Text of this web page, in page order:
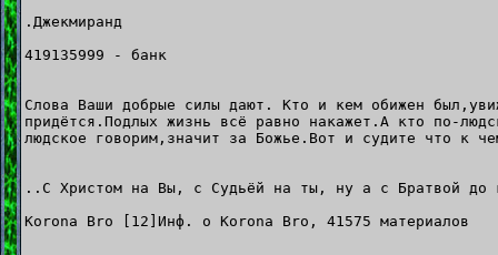
.Джекмиранд
419135999 - банк
Слова Ваши добрые силы дают. Кто и кем обижен
придётся.Подлых жизнь всё равно накажет.А кто по-
людское говорим,значит за Божье.Вот и судите что к
..С Христом на Вы, с Судьёй на ты, ну а с Братвой до
Korona Bro [12]Инф. о Korona Bro, 41575 материалов